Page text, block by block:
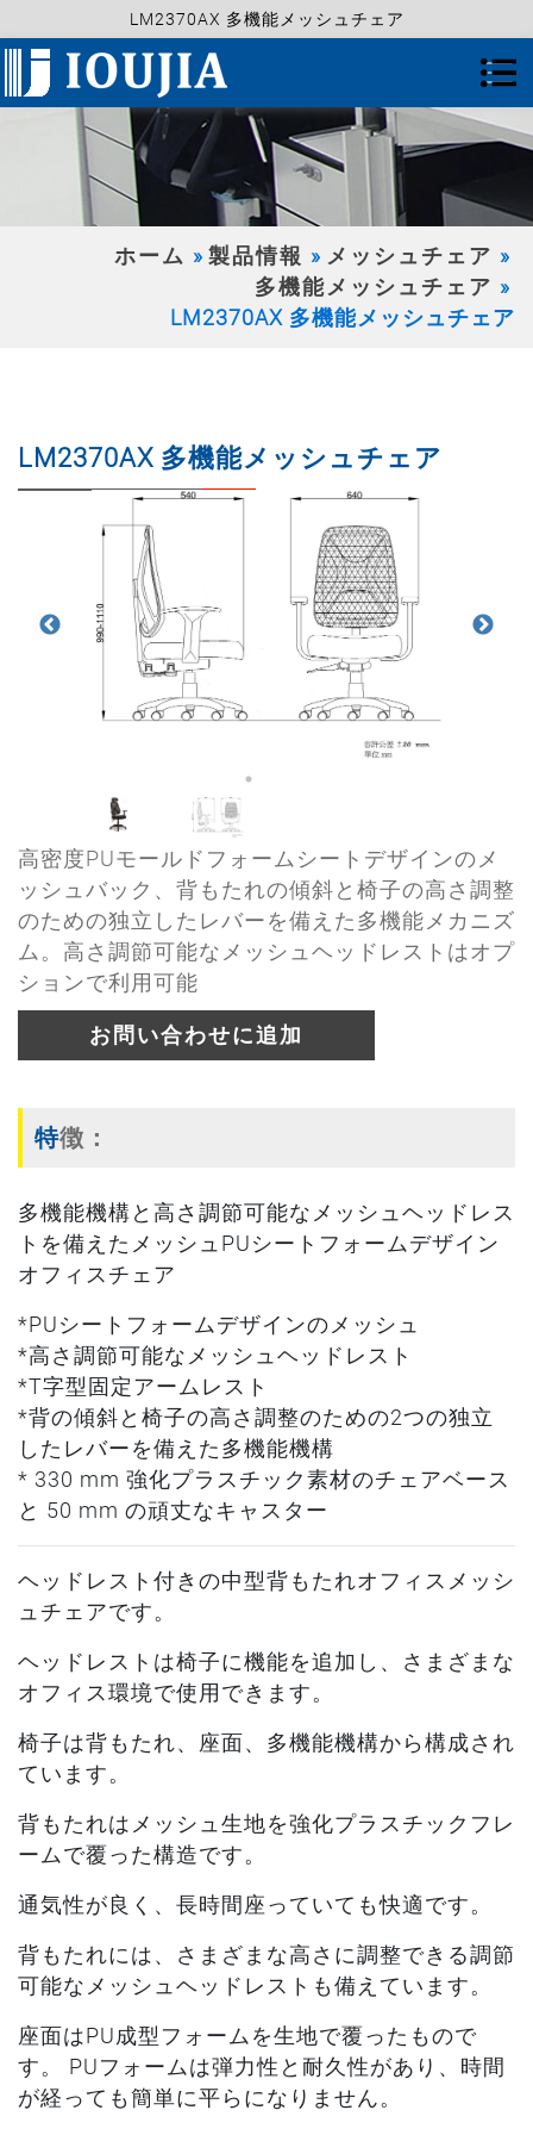
LM2370AX 多機能メッシュチェア
ホーム 製品情報
メッシュチェア
多機能メッシュチェア
LM2370AX 多機能メッシュチェア
LM2370AX 多機能メッシュチェア
高密度PUモールドフォームシートデザインのメ
ッシュバック、背もたれの傾斜と椅子の高さ調整
のための独立したレバーを備えた多機能メカニズ
ム。高さ調節可能なメッシュヘッドレストはオプ
ションで利用可能
お問い合わせに追加
特徴：
多機能機構と高さ調節可能なメッシュヘッドレス
トを備えたメッシュPUシートフォームデザイン
オフィスチェア
*PUシートフォームデザインのメッシュ
*高さ調節可能なメッシュヘッドレスト
*T字型固定アームレスト
*背の傾斜と椅子の高さ調整のための2つの独立
したレバーを備えた多機能機構
* 330 mm 強化プラスチック素材のチェアベース
と 50 mm の頑丈なキャスター
ヘッドレスト付きの中型背もたれオフィスメッシ
ュチェアです。
ヘッドレストは椅子に機能を追加し、さまざまな
オフィス環境で使用できます。
椅子は背もたれ、座面、多機能機構から構成され
ています。
背もたれはメッシュ生地を強化プラスチックフレ
ームで覆った構造です。
通気性が良く、長時間座っていても快適です。
背もたれには、さまざまな高さに調整できる調節
可能なメッシュヘッドレストも備えています。
座面はPU成型フォームを生地で覆ったもので
す。 PUフォームは弾力性と耐久性があり、時間
が経っても簡単に平らになりません。